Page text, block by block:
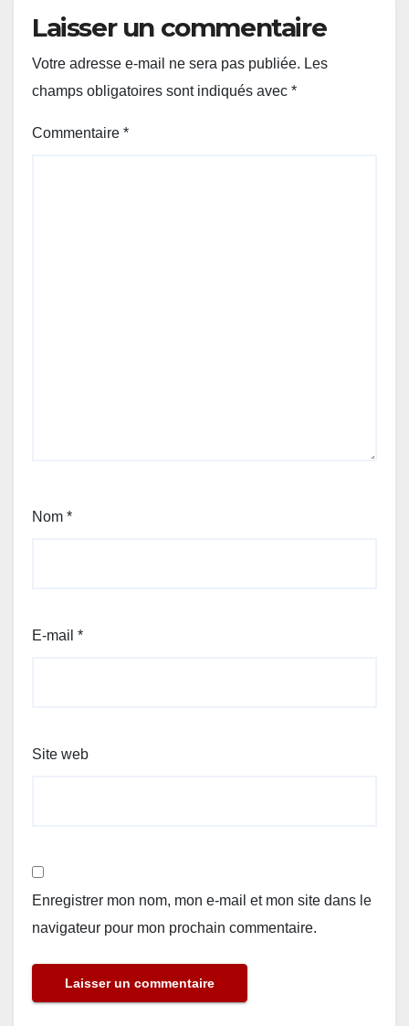
Laisser un commentaire
Votre adresse e-mail ne sera pas publiée. Les
champs obligatoires sont indiqués avec *
Commentaire *
Nom *
E-mail *
Site web
Enregistrer mon nom, mon e-mail et mon site dans le
navigateur pour mon prochain commentaire.